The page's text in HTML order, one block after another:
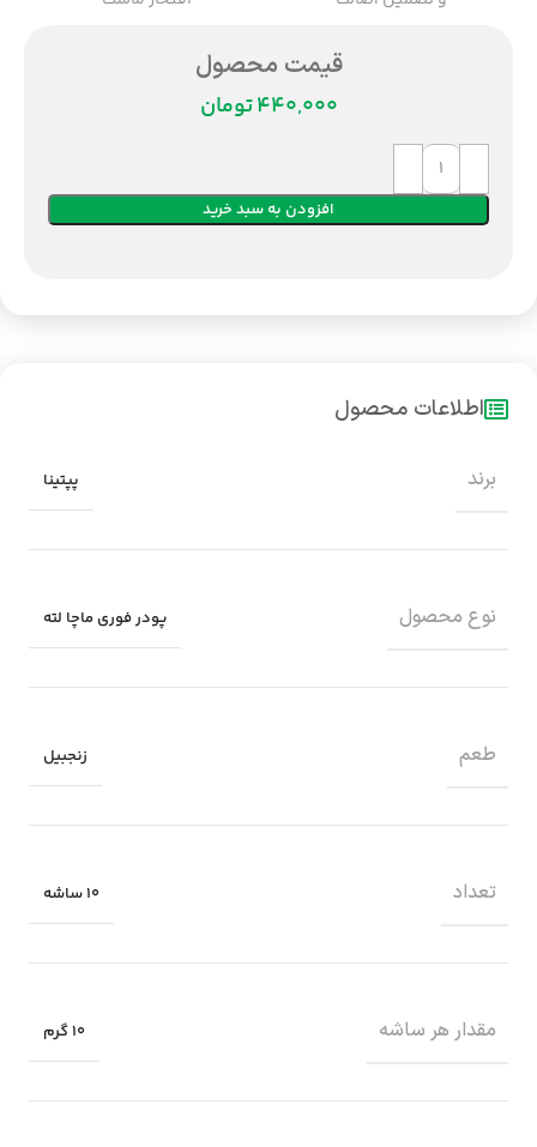
قیمت محصول
تومان
افزودن به سبد خرید
اطلاعات محصول
برند پپتینا
نوع محصول پودر فوری ماچا لته
طعم زنجبیل
تعداد 10 ساشه
مقدار هر ساشه ۱۰ گرم